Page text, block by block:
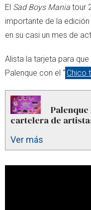
El Sad Boys Mania tour
importante de la
en su casi un mes de
Alista la tarjeta para
Palenque con el “ Chico
cartelera de
Ver más